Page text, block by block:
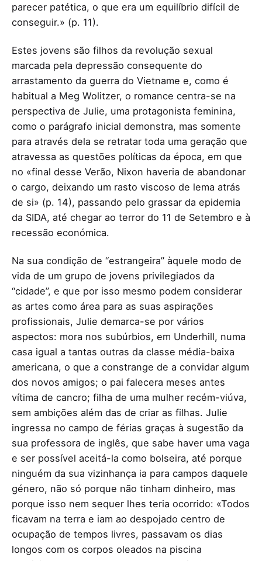
parecer patética, o que era um equilíbrio difícil de
conseguir.» (p. 11).
Estes jovens são filhos da revolução sexual
marcada pela depressão consequente do
arrastamento da guerra do Vietname e, como é
habitual a Meg Wolitzer, o romance centra-se na
perspectiva de Julie, uma protagonista feminina,
como o parágrafo inicial demonstra, mas somente
para através dela se retratar toda uma geração que
atravessa as questões políticas da época, em que
no «final desse Verão, Nixon haveria de abandonar
o cargo, deixando um rasto viscoso de lema atrás
de si» (p. 14), passando pelo grassar da epidemia
da SIDA, até chegar ao terror do 11 de Setembro e à
recessão económica.
Na sua condição de “estrangeira” àquele modo de
vida de um grupo de jovens privilegiados da
“cidade”, e que por isso mesmo podem considerar
as artes como área para as suas aspirações
profissionais, Julie demarca-se por vários
aspectos: mora nos subúrbios, em Underhill, numa
casa igual a tantas outras da classe média-baixa
americana, o que a constrange de a convidar algum
dos novos amigos; o pai falecera meses antes
vítima de cancro; filha de uma mulher recém-viúva,
sem ambições além das de criar as filhas. Julie
ingressa no campo de férias graças à sugestão da
sua professora de inglês, que sabe haver uma vaga
e ser possível aceitá-la como bolseira, até porque
ninguém da sua vizinhança ia para campos daquele
género, não só porque não tinham dinheiro, mas
porque isso nem sequer lhes teria ocorrido: «Todos
ficavam na terra e iam ao despojado centro de
ocupação de tempos livres, passavam os dias
longos com os corpos oleados na piscina